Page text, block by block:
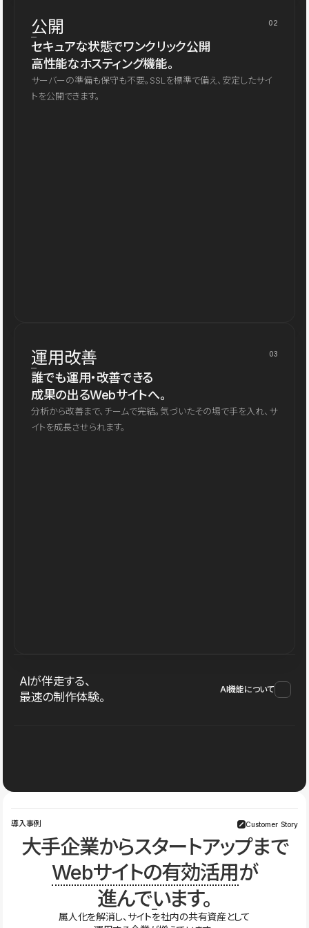
公開 02
セキュアな状態でワンクリック公開
高性能なホスティング機能。
サーバーの準備も保守も不要。SSLを標準で備え、安定したサイ
トを公開できます。
運用改善 03
誰でも運用・改善できる
成果の出るWebサイトへ。
分析から改善まで、チームで完結。気づいたその場で手を入れ、サ
イトを成長させられます。
AIが伴走する、
最速の制作体験。
AI機能について
導入事例 Customer Story
大手企業からスタートアップまで
Webサイトの有効活用が
進んでいます。
属人化を解消し、サイトを社内の共有資産として